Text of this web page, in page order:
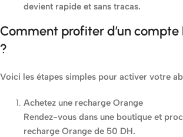
devient rapide et sans tracas.
Comment profiter d’un
?
Voici les étapes simples pour activer votre
Achetez une recharge Orange
Rendez-vous dans une boutique et
recharge Orange de 50 DH.